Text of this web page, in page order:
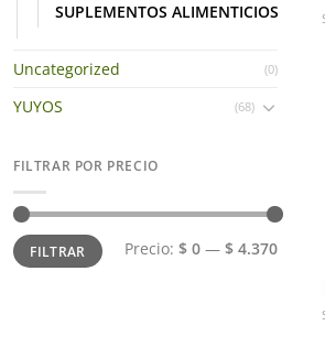
SUPLEMENTOS ALIMENTICIOS
Uncategorized (0)
YUYOS (68)
FILTRAR POR PRECIO
Precio
mínimo
Precio
máximo
FILTRAR Precio: $ 0 — $ 4.370